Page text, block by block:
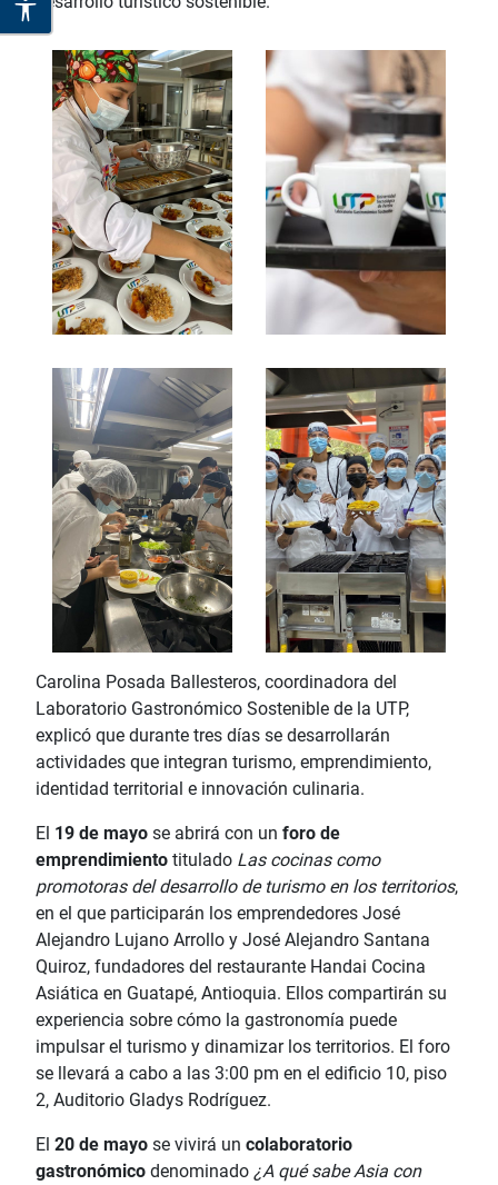
Carolina Posada Ballesteros, coordinadora del
Laboratorio Gastronómico Sostenible de la UTP,
explicó que durante tres días se desarrollarán
actividades que integran turismo, emprendimiento,
identidad territorial e innovación culinaria.
El 19 de mayo se abrirá con un foro de
emprendimiento titulado Las cocinas como
promotoras del desarrollo de turismo en los territorios,
en el que participarán los emprendedores José
Alejandro Lujano Arrollo y José Alejandro Santana
Quiroz, fundadores del restaurante Handai Cocina
Asiática en Guatapé, Antioquia. Ellos compartirán su
experiencia sobre cómo la gastronomía puede
impulsar el turismo y dinamizar los territorios. El foro
se llevará a cabo a las 3:00 pm en el edificio 10, piso
2, Auditorio Gladys Rodríguez.
El 20 de mayo se vivirá un colaboratorio
gastronómico denominado ¿A qué sabe Asia con